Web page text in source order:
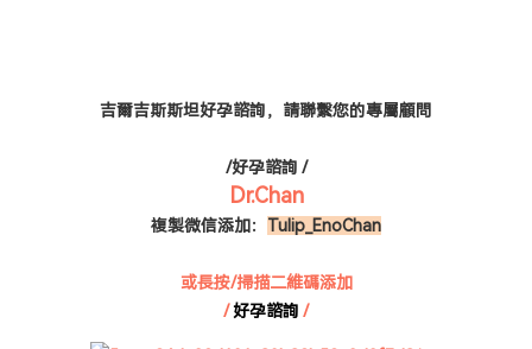
吉爾吉斯斯坦好孕諮詢，請聯繫您的專屬顧問
/好孕諮詢 /
Dr.Chan
複製微信添加： Tulip_EnoChan
或長按/掃描二維碼添加
/好孕諮詢 /